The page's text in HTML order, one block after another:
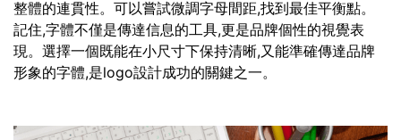
整體的連貫性。可以嘗試微調字母間距,找到最佳平衡點。
記住,字體不僅是傳達信息的工具,更是品牌個性的視覺表
現。選擇一個既能在小尺寸下保持清晰,又能準確傳達品牌
形象的字體,是logo設計成功的關鍵之一。